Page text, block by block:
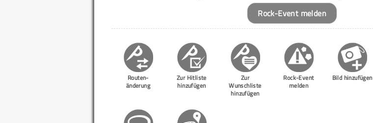
Rock-Event melden
Routen-
änderung
Zur Hitliste
hinzufügen
Zur
Wunschliste
hinzufügen
Rock-Event
melden
Bild hinzufügen